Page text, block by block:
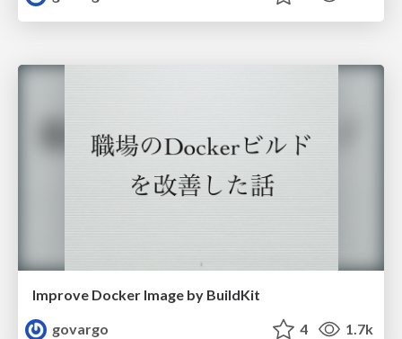
Improve Docker Image by BuildKit
govargo
4 1.7k